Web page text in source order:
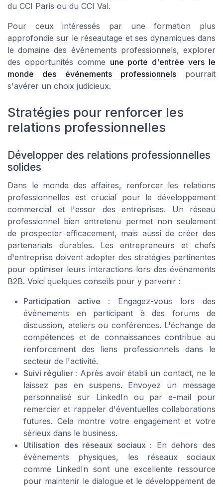
du CCI Paris ou du CCI Val.
Pour ceux intéressés par une formation plus
approfondie sur le réseautage et ses dynamiques dans
le domaine des événements professionnels, explorer
des opportunités comme une porte d'entrée vers le
monde des événements professionnelspourrait
s'avérer un choix judicieux.
Stratégies pour renforcer les
relations professionnelles
Développer des relations professionnelles
solides
Dans le monde des affaires, renforcer les relations
professionnelles est crucial pour le développement
commercial et l'essor des entreprises. Un réseau
professionnel bien entretenu permet non seulement
de prospecter efficacement, mais aussi de créer des
partenariats durables. Les entrepreneurs et chefs
d'entreprise doivent adopter des stratégies pertinentes
pour optimiser leurs interactions lors des événements
B2B. Voici quelques conseils pour y parvenir :
Participation active : Engagez-vous lors des
événements en participant à des forums de
discussion, ateliers ou conférences. L'échange de
compétences et de connaissances contribue au
renforcement des liens professionnels dans le
secteur de l'activité.
Suivi régulier : Après avoir établi un contact, ne le
laissez pas en suspens. Envoyez un message
personnalisé sur LinkedIn ou par e-mail pour
remercier et rappeler d'éventuelles collaborations
futures. Cela montre votre engagement et votre
sérieux dans le business.
Utilisation des réseaux sociaux : En dehors des
événements physiques, les réseaux sociaux
comme LinkedIn sont une excellente ressource
pour maintenir le dialogue et le développement de